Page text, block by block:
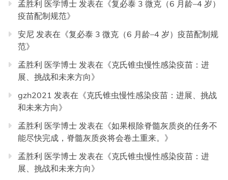
孟胜利 医学博士 发表在《复必泰 3 微克（6 月龄–4 岁）
疫苗配制规范》
安尼 发表在《复必泰 3 微克（6 月龄–4 岁）疫苗配制规
范》
孟胜利 医学博士 发表在《克氏锥虫慢性感染疫苗：进
展、挑战和未来方向》
gzh2021 发表在《克氏锥虫慢性感染疫苗：进展、挑战
和未来方向》
孟胜利 医学博士 发表在《如果根除脊髓灰质炎的任务不
能尽快完成，脊髓灰质炎将会卷土重来。 》
孟胜利 医学博士 发表在《克氏锥虫慢性感染疫苗：进
展、挑战和未来方向》